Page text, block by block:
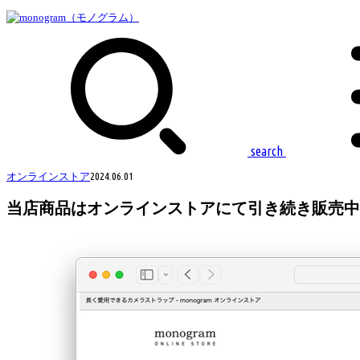
search
オンラインストア2024.06.01
当店商品はオンラインストアにて引き続き販売中